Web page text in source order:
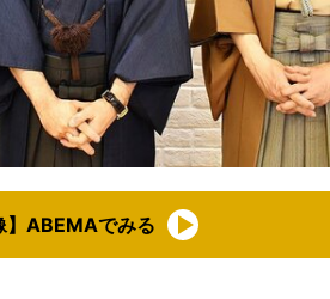
】ABEMAでみる